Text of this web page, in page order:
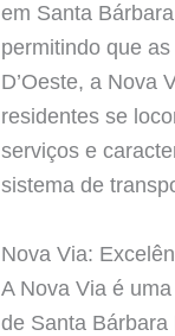
em Santa
permitindo que
D’Oeste, a Nova
residentes se
serviços e
sistema de
Nova Via:
A Nova Via é
de Santa Bárbara